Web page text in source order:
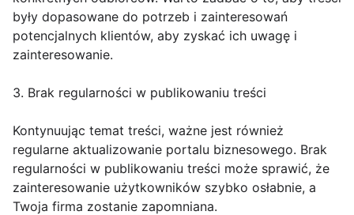
były dopasowane do potrzeb i zainteresowań
potencjalnych klientów, aby zyskać ich uwagę i
zainteresowanie.
3. Brak regularności w publikowaniu treści
Kontynuując temat treści, ważne jest również
regularne aktualizowanie portalu biznesowego. Brak
regularności w publikowaniu treści może sprawić, że
zainteresowanie użytkowników szybko osłabnie, a
Twoja firma zostanie zapomniana.